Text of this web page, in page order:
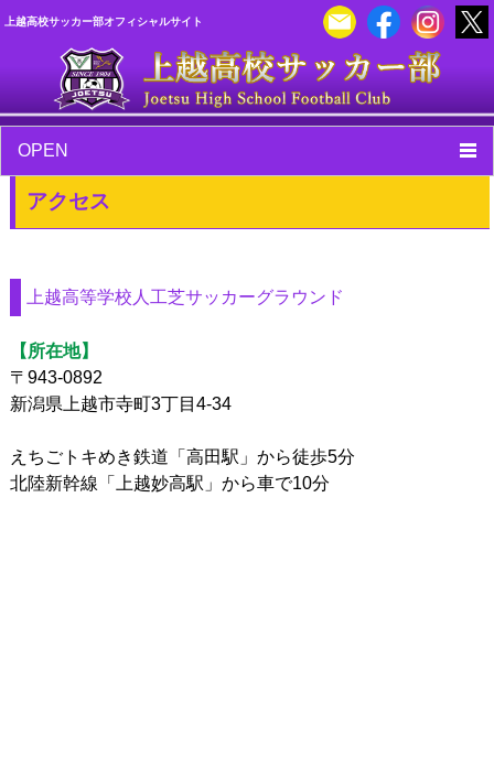
上越高校サッカー部オフィシャルサイト
OPEN
アクセス
上越高等学校人工芝サッカーグラウンド
【所在地】
〒943-0892
新潟県上越市寺町3丁目4-34
えちごトキめき鉄道「高田駅」から徒歩5分
北陸新幹線「上越妙高駅」から車で10分